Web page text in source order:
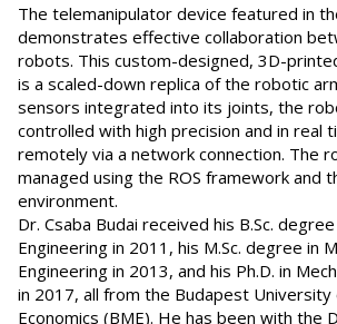
The telemanipulator device featured in
demonstrates effective collaboration
robots. This custom-designed, 3D-
is a scaled-down replica of the robotic
sensors integrated into its joints, the
controlled with high precision and in real
remotely via a network connection. The
managed using the ROS framework and
environment.
Dr. Csaba Budai received his B.Sc.
Engineering in 2011, his M.Sc. degree in
Engineering in 2013, and his Ph.D. in
in 2017, all from the Budapest University
Economics (BME). He has been with the